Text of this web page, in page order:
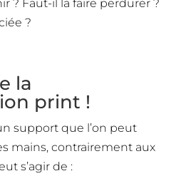
? Faut-il la faire perdurer ?
?
la
print !
support que l’on peut
mains, contrairement aux
s’agir de :